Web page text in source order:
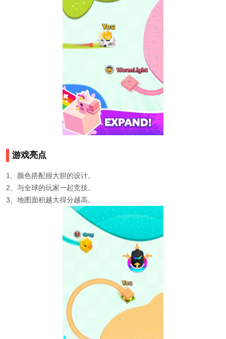
游戏亮点
1、颜色搭配很大胆的设计。
2、与全球的玩家一起竞技。
3、地图面积越大得分越高。